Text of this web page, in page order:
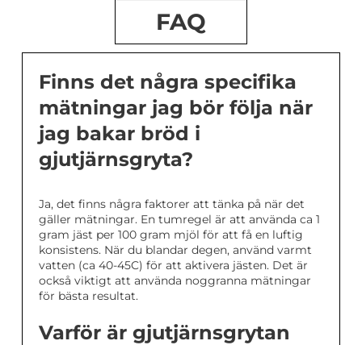
FAQ
Finns det några specifika
mätningar jag bör följa när
jag bakar bröd i
gjutjärnsgryta?
Ja, det finns några faktorer att tänka på när det
gäller mätningar. En tumregel är att använda ca 1
gram jäst per 100 gram mjöl för att få en luftig
konsistens. När du blandar degen, använd varmt
vatten (ca 40-45C) för att aktivera jästen. Det är
också viktigt att använda noggranna mätningar
för bästa resultat.
Varför är gjutjärnsgrytan